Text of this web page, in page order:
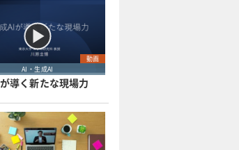
動画
AI・生成AI
導く新たな現場力